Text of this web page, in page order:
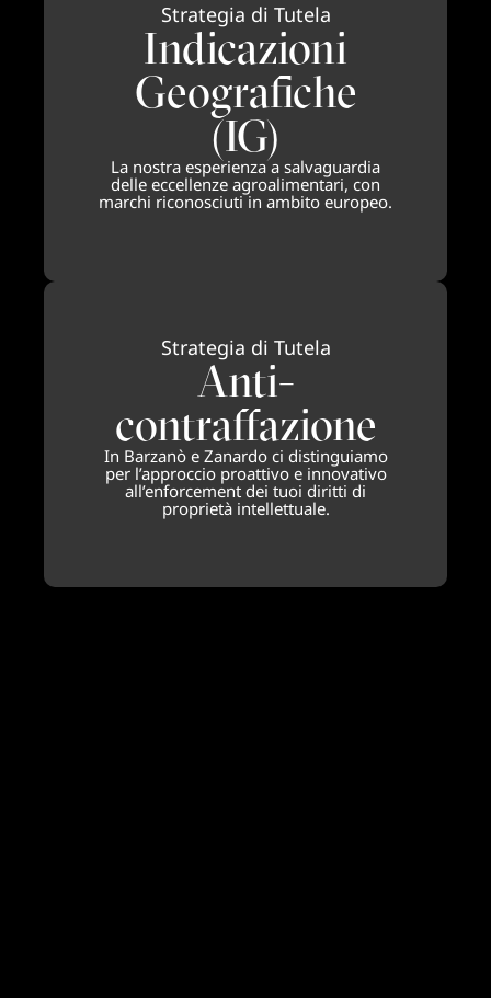
Strategia di Tutela
Indicazioni
Geografiche
(IG)
La nostra esperienza a salvaguardia
delle eccellenze agroalimentari, con
marchi riconosciuti in ambito europeo.
Strategia di Tutela
Anti-
contraffazione
In Barzanò e Zanardo ci distinguiamo
per l’approccio proattivo e innovativo
all’enforcement dei tuoi diritti di
proprietà intellettuale.